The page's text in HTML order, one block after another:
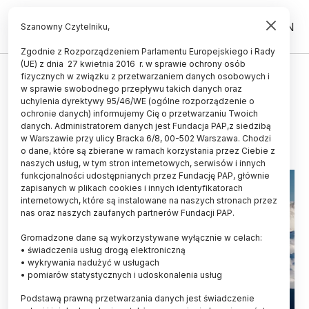
PL EN
ŚWIAT
Coraz mniej lodu w Arktyce
21.09.2016
aktualizacja: 21.09.2016
2 minuty czytania
Szanowny Czytelniku,
Zgodnie z Rozporządzeniem Parlamentu Europejskiego i Rady
(UE) z dnia 27 kwietnia 2016 r. w sprawie ochrony osób
fizycznych w związku z przetwarzaniem danych osobowych i
w sprawie swobodnego przepływu takich danych oraz
uchylenia dyrektywy 95/46/WE (ogólne rozporządzenie o
ochronie danych) informujemy Cię o przetwarzaniu Twoich
danych. Administratorem danych jest Fundacja PAP,z siedzibą
w Warszawie przy ulicy Bracka 6/8, 00-502 Warszawa. Chodzi
o dane, które są zbierane w ramach korzystania przez Ciebie z
naszych usług, w tym stron internetowych, serwisów i innych
funkcjonalności udostępnianych przez Fundację PAP, głównie
zapisanych w plikach cookies i innych identyfikatorach
internetowych, które są instalowane na naszych stronach przez
nas oraz naszych zaufanych partnerów Fundacji PAP.
Gromadzone dane są wykorzystywane wyłącznie w celach:
• świadczenia usług drogą elektroniczną
• wykrywania nadużyć w usługach
• pomiarów statystycznych i udoskonalenia usług
Podstawą prawną przetwarzania danych jest świadczenie